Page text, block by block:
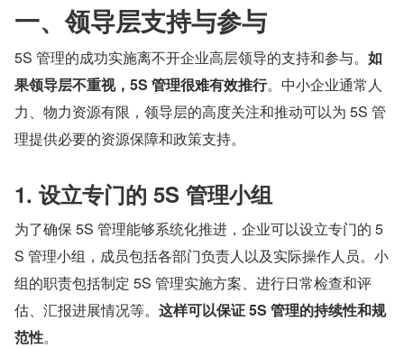
一、领导层支持与参与
5S 管理的成功实施离不开企业高层领导的支持和参与。 如
果领导层不重视，5S 管理很难有效推行。中小企业通常人
力、物力资源有限，领导层的高度关注和推动可以为 5S 管
理提供必要的资源保障和政策支持。
1. 设立专门的 5S 管理小组
为了确保 5S 管理能够系统化推进，企业可以设立专门的 5
S 管理小组，成员包括各部门负责人以及实际操作人员。小
组的职责包括制定 5S 管理实施方案、进行日常检查和评
估、汇报进展情况等。 这样可以保证 5S 管理的持续性和规
范性。